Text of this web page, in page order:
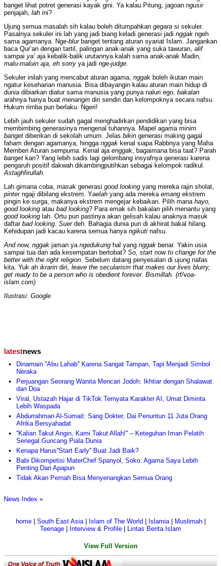
banget lihat potret generasi kayak gini. Ya kalau Pitung, jagoan ngusir
penjajah, lah ini?
Ujung semua masalah sih kalau boleh ditumpahkan gegara si sekuler.
Pasalnya sekuler ini lah yang jadi biang keladi generasi jadi nggak ngeh
sama agamanya. Nge-blurbanget tentang aturan syariat Islam. Jangankan
baca Qur’an dengan tartil, palingan anak-anak yang suka tawuran, alif
sampai ya’ aja kebalik-balik urutannya kalah sama anak-anak Madin,
malu-maluin aja, eh sorry ya jadi nge-judge.
Sekuler inilah yang mencabut aturan agama, nggak boleh ikutan main
ngatur keseharian manusia. Bisa dibayangin kalau aturan main hidup di
dunia dibiarkan diatur sama manusia yang punya naluri ego, bakalan
arahnya hanya buat menangin diri sendiri dan kelompoknya secara nafsu.
Hukum rimba pun berlaku. Ngeri!
Lebih jauh sekuler sudah gagal menghadirkan pendidikan yang bisa
membimbing generasinya mengenal tuhannya. Mapel agama minim
banget diberikan di sekolah umum. Jelas bikin generasi making gagal
faham dengan agamanya, hingga nggak kenal siapa Rabbnya yang Maha
Memberi Aturan sempurna. Kenal aja enggak, bagaimana bisa taat? Parah
banget kan? Yang lebih sadis lagi gelombang insyafnya generasi karena
pengaruh positif dakwah dikambingputihkan sebagai kelompok radikul.
Astaghfirullah.
Lah gimana coba, masak generasi good looking yang mereka rajin sholat,
pinterngaji dibilang ekstrem. Yaelah yang ada mereka emang ekstrem
pingin ke surga, makanya ekstrem mengejar kebaikan. Pilih mana hayo,
good looking atau bad looking? Para emak sih bakalan pilih menantu yang
good looking lah. Ortu pun pastinya akan gelisah kalau anaknya masuk
daftar bad looking. Suerdeh. Bahagia dunia pun di akhirat bakal hilang.
Kehidupan jadi kacau karena semua hanya ngikuti nafsu.
And now, nggak jaman ya ngedukung hal yang nggak benar. Yakin usia
sampai tua dan ada kesempatan bertobat? So, start now to change for the
better with the right religion. Sebelum datang penyesalan di ujung nafas
kita. Yuk ah ikrarin diri, leave the secularism that makes our lives blurry,
get ready to be a person who is obedient forever. Bismillah. (rf/voa-
islam.com)
Ilustrasi: Google
latestnews
Dinamain ''Abu Lahab'' Karena Sangat Tampan, Tapi Menjadi Simbol
Neraka
Perjuangan Seorang Wanita Mencari Jodoh: Ikhtiar dengan Shalawat
dan Doa
Viral, Ustazah Hajar di TikTok Ternyata Karakter AI, Umat Diminta
Lebih Waspada
Abdurrahman Al-Sumait: Sang Dokter, Dai Penuntun 11 Juta Orang
Afrika Bersyahadat
''Kalian Takut Angin, Kami Takut Allah!'' – Keteguhan Iman Pelatih
Senegal Guncang Piala Dunia
Kenapa Harus''Start Early'' Buat Jadi Baik?
Babi Dikompetisi MaterChef Spanyol, Soko: Agama Saya Lebih
Penting Dari Apapun
Tidak Akan Pernah Bisa Menyenangkan Semua Orang
News Index »
home| South East Asia| Islam of The World Islamia| Muslimah|
Teenage
Interview & Profile Lintas Berita Islam
View Full Version